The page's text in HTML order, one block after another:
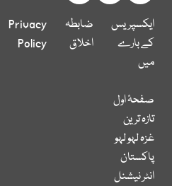
ایکسپریس
کے بارے
میں
ضابطہ
اخلاق
Privacy
Policy
صفحۂ اول
تازہ ترین
غزہ لہو لہو
پاکستان
انٹر نیشنل